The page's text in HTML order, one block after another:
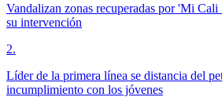
Vandalizan zonas recuperadas por 'Mi Cali
su intervención
2.
Líder de la primera línea se distancia del
incumplimiento con los jóvenes